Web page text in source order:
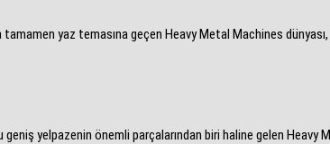
yaz temasına geçen Heavy Metal Machines
yelpazenin önemli parçalarından biri haline gelen